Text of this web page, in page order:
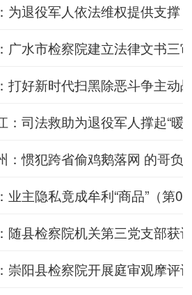
为退役军人依法维权提供支
广水市检察院建立法律文书
打好新时代扫黑除恶斗争主
：司法救助为退役军人撑起“
：惯犯跨省偷鸡鹅落网 的哥
业主隐私竟成牟利“商品”（第
随县检察院机关第三党支部
崇阳县检察院开展庭审观摩